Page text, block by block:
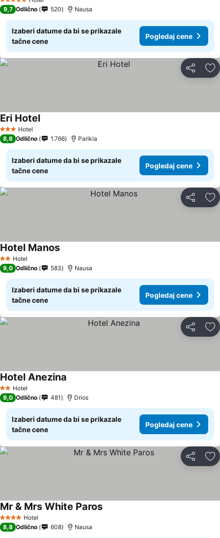
5 Zvezdice
9,7 Odlično 520 Nausa
Izaberi datume da bi se prikazale
tačne cene
Pogledaj cene
Deli
3 Zvezdice
Hotel
Eri Hotel
8,6 Odlično 1.766 Parikia
Izaberi datume da bi se prikazale
tačne cene
Pogledaj cene
Deli
2 Zvezdice
Hotel
Hotel Manos
9,0 Odlično 583 Nausa
Izaberi datume da bi se prikazale
tačne cene
Pogledaj cene
Deli
2 Zvezdice
Hotel
Hotel Anezina
9,0 Odlično 481 Drios
Izaberi datume da bi se prikazale
tačne cene
Pogledaj cene
Deli
4 ZvezdiceHotel
Mr & Mrs White Paros
8,8 Odlično 608 Nausa